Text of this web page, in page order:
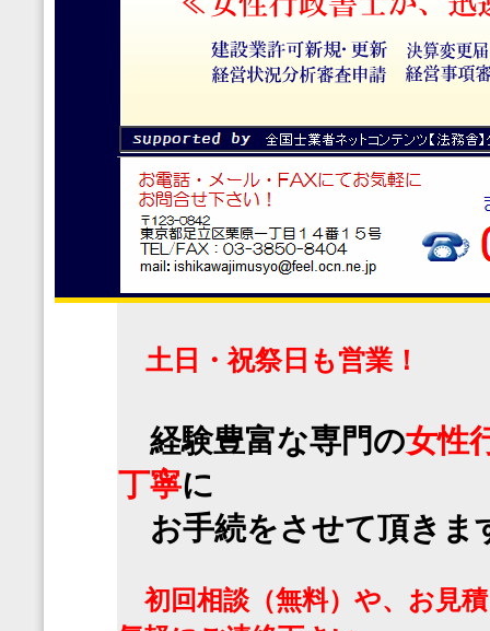
土日・祝祭日も営業！
経験豊富な専門の女性
丁寧に
お手続をさせて頂きま
初回相談（無料）や、お見